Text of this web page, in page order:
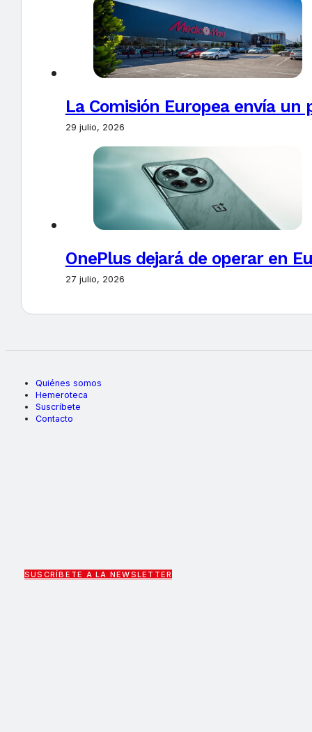
La Comisión Europea envía un
29 julio, 2026
OnePlus dejará de operar en
27 julio, 2026
Quiénes somos
Hemeroteca
Suscríbete
Contacto
SUSCRÍBETE A LA NEWSLETTER